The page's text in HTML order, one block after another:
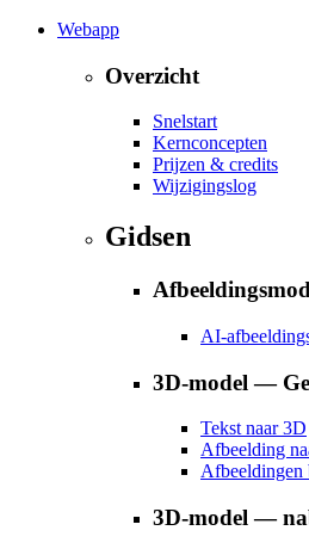
Webapp
Overzicht
Snelstart
Kernconcepten
Prijzen & credits
Wijzigingslog
Gidsen
AI-
3D-model —
Tekst naar 3D
Afbeelding
Afbeeldingen
3D-model —